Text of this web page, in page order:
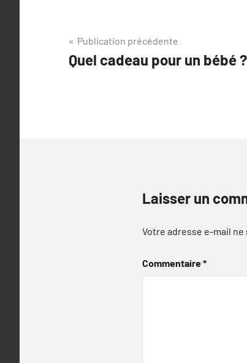
Navigation
de
Publication précédente
Quel cadeau pour un bébé ?
Laisser un
Votre adresse e-mail ne
Commentaire*